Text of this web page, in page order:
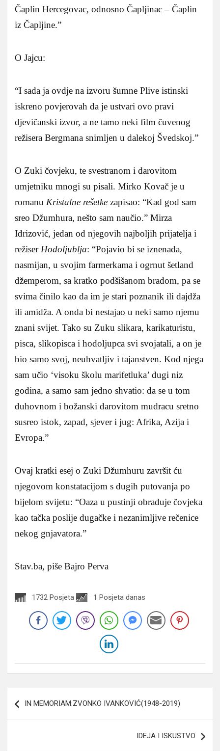
Čaplin Hercegovac, odnosno Čapljinac – Čaplin
iz Čapljine.”
O Jajcu:
“I sada ja ovdje na izvoru šumne Plive istinski
iskreno povjerovah da je ustvari ovo pravi
djevičanski izvor, a ne tamo neki film čuvenog
režisera Bergmana snimljen u dalekoj Švedskoj.”
O Zuki čovjeku, te svestranom i darovitom
umjetniku mnogi su pisali. Mirko Kovač je u
romanu Kristalne rešetke zapisao: “Kad god sam
sreo Džumhura, nešto sam naučio.” Mirza
Idrizović, jedan od njegovih najboljih prijatelja i
režiser Hodoljublja: “Pojavio bi se iznenada,
nasmijan, u svojim farmerkama i ogrnut šetland
džemperom, sa kratko podšišanom bradom, pa se
svima činilo kao da im je stari poznanik ili dajdža
ili amidža. A onda bi nestajao u neki samo njemu
znani svijet. Tako su Zuku slikara, karikaturistu,
pisca, slikopisca i hodoljupca svi svojatali, a on je
bio samo svoj, neuhvatljiv i tajanstven. Kod njega
sam učio ‘visoku školu marifetluka’ dugi niz
godina, a samo sam jedno shvatio: da se u tom
duhovnom i božanski darovitom mudracu sretno
susreo istok, zapad, sjever i jug: Afrika, Azija i
Evropa.”
Ovaj kratki esej o Zuki Džumhuru završit ću
njegovom konstatacijom s dugih putovanja po
bijelom svijetu: “Oaza u pustinji obraduje čovjeka
kao tačka poslije dugačke i nezanimljive rečenice
nekog gnjavatora.”
Stav.ba, piše Bajro Perva
1732 Posjeta 1 Posjeta danas
članaka
IN MEMORIAM:ZVONKO IVANKOVIĆ(1948-2019)
IDEJA I ISKUSTVO